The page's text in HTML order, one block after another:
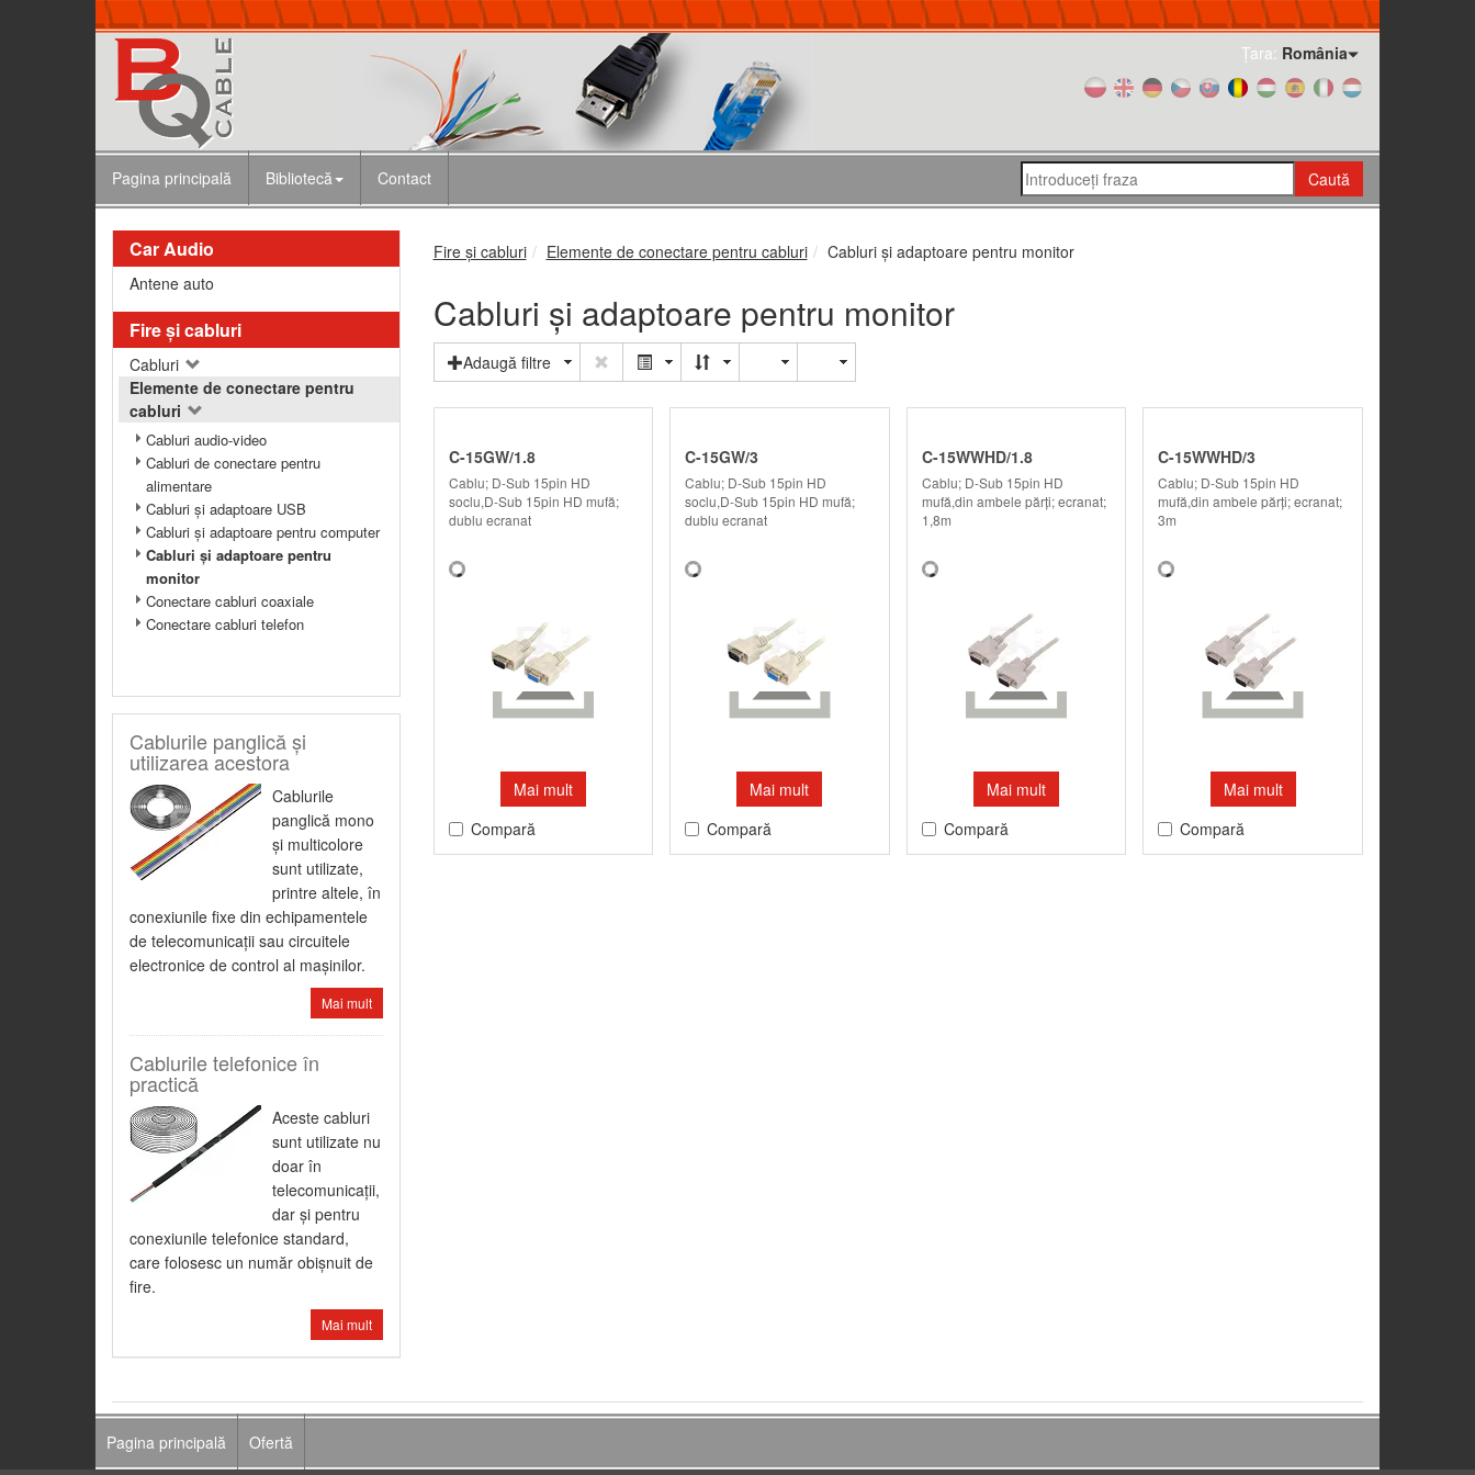
Țara: România
Pagina principală Bibliotecă Contact Caută
Car Audio
Antene auto
Fire şi cabluri
Cabluri
Elemente de conectare pentru
cabluri
Cabluri audio-video
Cabluri de conectare pentru
alimentare
Cabluri şi adaptoare USB
Cabluri şi adaptoare pentru computer
Cabluri şi adaptoare pentru
monitor
Conectare cabluri coaxiale
Conectare cabluri telefon
Cablurile panglică şi
utilizarea acestora
Cablurile
panglică mono
şi multicolore
sunt utilizate,
printre altele, în
conexiunile fixe din echipamentele
de telecomunicaţii sau circuitele
electronice de control al maşinilor.
Mai mult
Cablurile telefonice în
practică
Aceste cabluri
sunt utilizate nu
doar în
telecomunicaţii,
dar şi pentru
conexiunile telefonice standard,
care folosesc un număr obişnuit de
fire.
Mai mult
Fire şi cabluri Elemente de conectare pentru cabluri Cabluri şi adaptoare pentru monitor
Cabluri şi adaptoare pentru monitor
Adaugă filtre
C-15GW/1.8
Cablu; D-Sub 15pin HD
soclu,D-Sub 15pin HD mufă;
dublu ecranat
Mai mult
Compară
C-15GW/3
Cablu; D-Sub 15pin HD
soclu,D-Sub 15pin HD mufă;
dublu ecranat
Mai mult
Compară
C-15WWHD/1.8
Cablu; D-Sub 15pin HD
mufă,din ambele părţi; ecranat;
1,8m
Mai mult
Compară
C-15WWHD/3
Cablu; D-Sub 15pin HD
mufă,din ambele părţi; ecranat;
3m
Mai mult
Compară
Pagina principală Ofertă